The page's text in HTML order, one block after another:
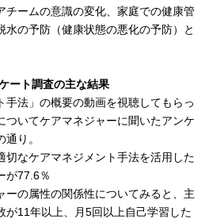
チームの意識の変化、家庭での健康管
の予防（健康状態の悪化の予防）と
ート調査の主な結果
法」の概要の動画を視聴してもらっ
ついてケアマネジャーに聞いたアンケ
り。
なケアマネジメント手法を活用した
が77.6％
の属性の関係性についてみると、主
が11年以上、月5回以上自己学習した